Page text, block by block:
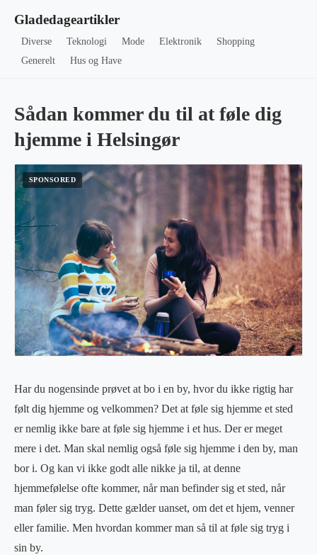
Gladedageartikler
Diverse Teknologi Mode Elektronik
Shopping
Generelt
Hus og Have
Sådan kommer du til at føle dig
hjemme i Helsingør
Har du nogensinde prøvet at bo i en by, hvor du ikke rigtig har
følt dig hjemme og velkommen? Det at føle sig hjemme et sted
er nemlig ikke bare at føle sig hjemme i et hus. Der er meget
mere i det. Man skal nemlig også føle sig hjemme i den by, man
bor i. Og kan vi ikke godt alle nikke ja til, at denne
hjemmefølelse ofte kommer, når man befinder sig et sted, når
man føler sig tryg. Dette gælder uanset, om det et hjem, venner
eller familie. Men hvordan kommer man så til at føle sig tryg i
sin by.